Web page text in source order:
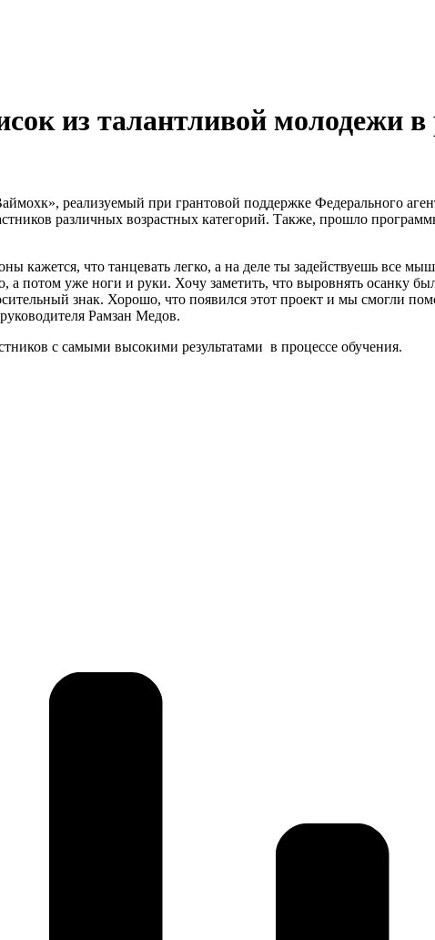
из талантливой молодежи в
реализуемый при грантовой поддержке Федерального
различных возрастных категорий. Также, прошло
кажется, что танцевать легко, а на деле ты задействуешь все
а потом уже ноги и руки. Хочу заметить, что выровнять осанку
знак. Хорошо, что появился этот проект и мы смогли
Рамзан Медов.
с самыми высокими результатами в процессе обучения.